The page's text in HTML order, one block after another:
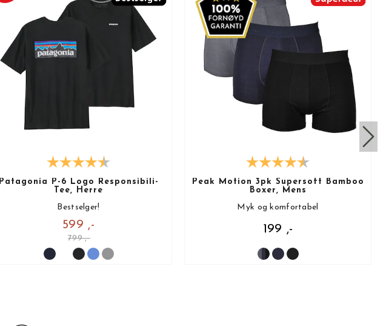
Patagonia P-6 Logo Responsibili-
Tee, Herre
Bestselger!
599 ,-
799 ,-
Peak Motion 3pk Supersoft Bamboo
Boxer, Mens
Myk og komfortabel
199 ,-